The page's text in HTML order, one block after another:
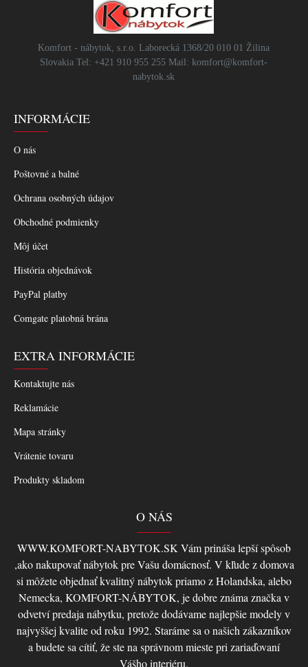
Komfort - nábytok, s.r.o. Laborecká 1368/20 010 01 Žilina
Slovakia Tel: +421 910 955 255 Mail: komfort@komfort-
nabytok.sk
INFORMÁCIE
O nás
Poštovné a balné
Ochrana osobných údajov
Obchodné podmienky
Môj účet
História objednávok
PayPal platby
Comgate platobná brána
EXTRA INFORMÁCIE
Kontaktujte nás
Reklamácie
Mapa stránky
Vrátenie tovaru
Produkty skladom
O NÁS
WWW.KOMFORT-NABYTOK.SK Vám prináša lepší spôsob
,ako nakupovať nábytok pre Vašu domácnosť. V kľude z domova
si môžete objednať kvalitný nábytok priamo z Holandska, alebo
Nemecka, KOMFORT-NÁBYTOK, je dobre známa značka v
odvetví predaja nábytku, pretože dodávame najlepšie modely v
najvyššej kvalite od roku 1992. Staráme sa o našich zákazníkov
a budete sa cítiť, že ste na správnom mieste pri zariaďovaní
Vášho interiéru.